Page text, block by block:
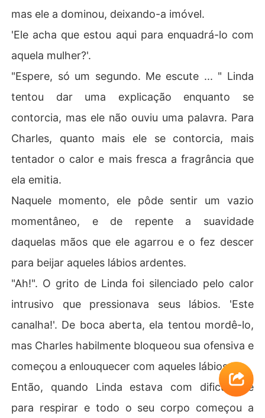
mas ele a dominou, deixando-a imóvel.
'Ele acha que estou aqui para enquadrá-lo com
aquela mulher?'.
"Espere, só um segundo. Me escute ... " Linda
tentou dar uma explicação enquanto se
contorcia, mas ele não ouviu uma palavra. Para
Charles, quanto mais ele se contorcia, mais
tentador o calor e mais fresca a fragrância que
ela emitia.
Naquele momento, ele pôde sentir um vazio
momentâneo, e de repente a suavidade
daquelas mãos que ele agarrou e o fez descer
para beijar aqueles lábios ardentes.
"Ah!". O grito de Linda foi silenciado pelo calor
intrusivo que pressionava seus lábios. 'Este
canalha!'. De boca aberta, ela tentou mordê-lo,
mas Charles habilmente bloqueou sua ofensiva e
começou a enlouquecer com aqueles lábios.
Então, quando Linda estava com dificuldade
para respirar e todo o seu corpo começou a